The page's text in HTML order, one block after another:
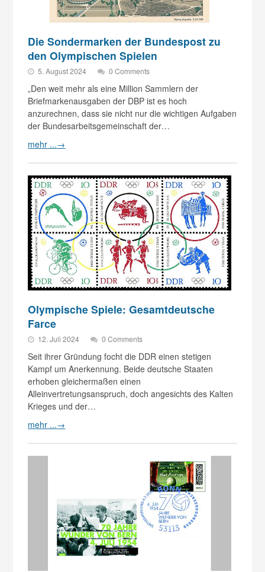
Die Sondermarken der Bundespost zu
den Olympischen Spielen
5. August 2024 0 Comments
„Den weit mehr als eine Million Sammlern der
Briefmarkenausgaben der DBP ist es hoch
anzurechnen, dass sie nicht nur die wichtigen Aufgaben
der Bundesarbeitsgemeinschaft der…
mehr ...→
Olympische Spiele: Gesamtdeutsche
Farce
12. Juli 2024 0 Comments
Seit ihrer Gründung focht die DDR einen stetigen
Kampf um Anerkennung. Beide deutsche Staaten
erhoben gleichermaßen einen
Alleinvertretungsanspruch, doch angesichts des Kalten
Krieges und der…
mehr ...→